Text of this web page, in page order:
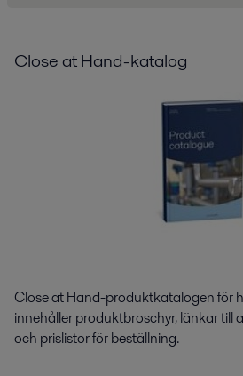
Close at Hand-katalog
Close at Hand-produktkatalogen för
innehåller produktbroschyr, länkar till
och prislistor för beställning.